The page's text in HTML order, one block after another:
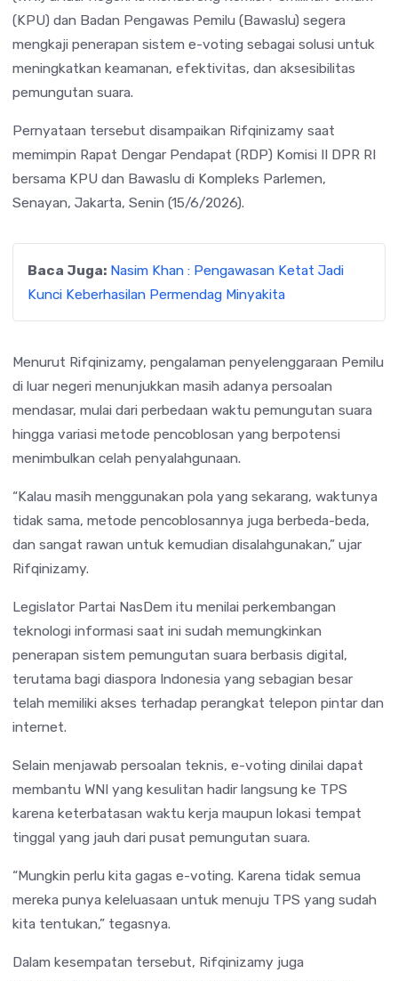
(KPU) dan Badan Pengawas Pemilu (Bawaslu) segera
mengkaji penerapan sistem e-voting sebagai solusi untuk
meningkatkan keamanan, efektivitas, dan aksesibilitas
pemungutan suara.
Pernyataan tersebut disampaikan Rifqinizamy saat
memimpin Rapat Dengar Pendapat (RDP) Komisi II DPR RI
bersama KPU dan Bawaslu di Kompleks Parlemen,
Senayan, Jakarta, Senin (15/6/2026).
Baca Juga: Nasim Khan : Pengawasan Ketat Jadi
Kunci Keberhasilan Permendag Minyakita
Menurut Rifqinizamy, pengalaman penyelenggaraan Pemilu
di luar negeri menunjukkan masih adanya persoalan
mendasar, mulai dari perbedaan waktu pemungutan suara
hingga variasi metode pencoblosan yang berpotensi
menimbulkan celah penyalahgunaan.
“Kalau masih menggunakan pola yang sekarang, waktunya
tidak sama, metode pencoblosannya juga berbeda-beda,
dan sangat rawan untuk kemudian disalahgunakan,” ujar
Rifqinizamy.
Legislator Partai NasDem itu menilai perkembangan
teknologi informasi saat ini sudah memungkinkan
penerapan sistem pemungutan suara berbasis digital,
terutama bagi diaspora Indonesia yang sebagian besar
telah memiliki akses terhadap perangkat telepon pintar dan
internet.
Selain menjawab persoalan teknis, e-voting dinilai dapat
membantu WNI yang kesulitan hadir langsung ke TPS
karena keterbatasan waktu kerja maupun lokasi tempat
tinggal yang jauh dari pusat pemungutan suara.
“Mungkin perlu kita gagas e-voting. Karena tidak semua
mereka punya keleluasaan untuk menuju TPS yang sudah
kita tentukan,” tegasnya.
Dalam kesempatan tersebut, Rifqinizamy juga